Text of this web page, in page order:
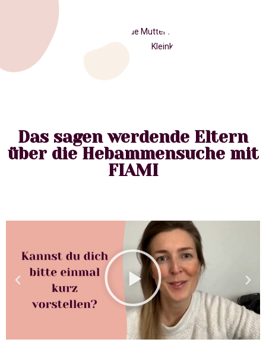
Das sagen werdende Eltern
über die Hebammensuche mit
FIAMI